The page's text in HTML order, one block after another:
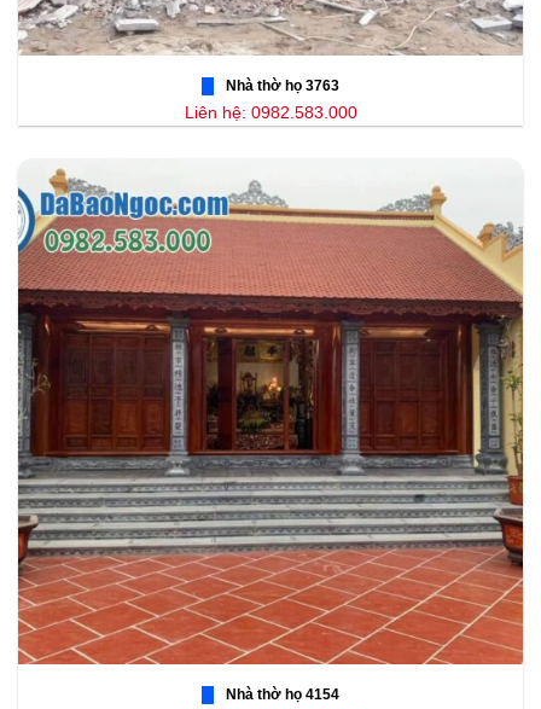
Nhà thờ họ 3763
Liên hệ: 0982.583.000
Nhà thờ họ 4154